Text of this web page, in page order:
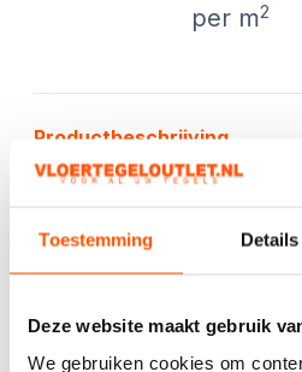
Toestemming Details
Deze website maakt gebruik
We gebruiken cookies om
per m2
Product informatie
Productbeschrijving
DeVenezia Greige 60 x 60
natuurlijke tint met een moderne
tegel geschikt voor
Deze tegel is daarnaast ook